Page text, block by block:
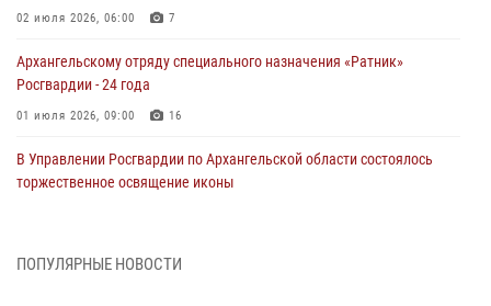
02 июля 2026, 06:00 7
Архангельскому отряду специального назначения «Ратник»
Росгвардии - 24 года
01 июля 2026, 09:00 16
В Управлении Росгвардии по Архангельской области состоялось
торжественное освящение иконы
Военнослужащие по призыву из Архангельской области приняли
ПОПУЛЯРНЫЕ НОВОСТИ